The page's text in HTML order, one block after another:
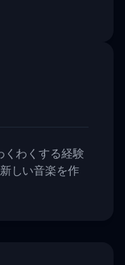
くわくする経験
しい音楽を作